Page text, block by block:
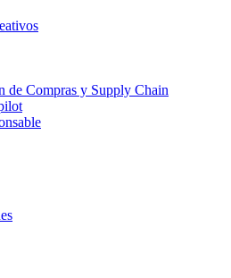
de Compras y Supply Chain